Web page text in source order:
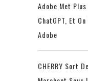
Adobe Met
ChatGPT, Et
Adobe
CHERRY Sort